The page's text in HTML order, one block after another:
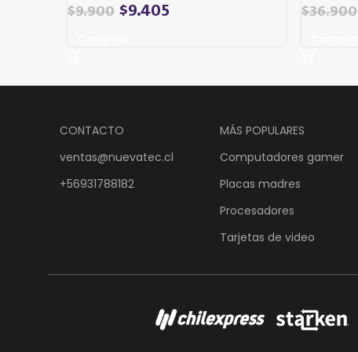
$9.900 $9.405 $36.900
CONTACTO
ventas@nuevatec.cl
+56931788182
MÁS POPULARES
Computadores gamer
Placas madres
Procesadores
Tarjetas de video